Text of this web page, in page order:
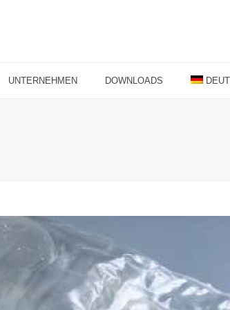
UNTERNEHMEN DOWNLOADS